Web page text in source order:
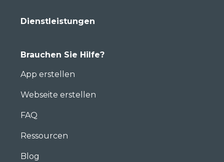
Dienstleistungen
Brauchen Sie Hilfe?
App erstellen
Webseite erstellen
FAQ
Ressourcen
Blog